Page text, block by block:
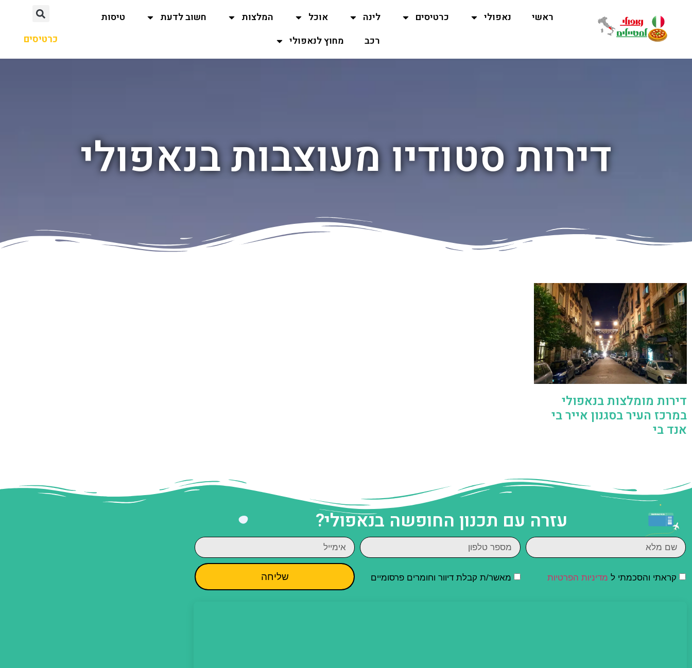
ראשי נאפולי כרטיסים לינה אוכל המלצות חשוב לדעת
טיסות
רכב
מחוץ לנאפולי כרטיסים
דירות סטודיו מעוצבות בנאפולי
דירות מומלצות בנאפולי
במרכז העיר בסגנון אייר בי
אנד בי
עזרה עם תכנון החופשה בנאפולי?
קראתי והסכמתי ל מדיניות הפרטיות מאשר/ת קבלת דיוור וחומרים פרסומיים שליחה